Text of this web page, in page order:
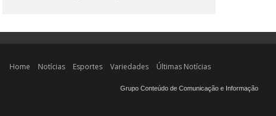
Home Notícias Esportes Variedades Últimas Notícias
Grupo Conteúdo de Comunicação e Informação